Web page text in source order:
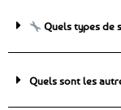
Quels types de
Quels sont les